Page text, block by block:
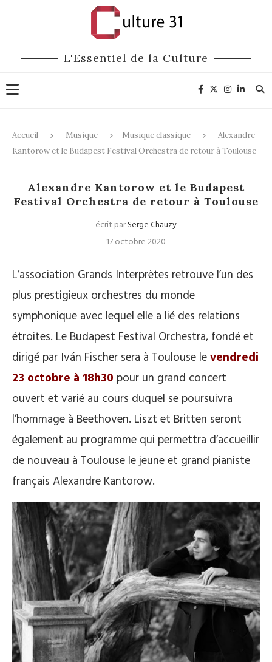
L'Essentiel de la Culture
Accueil Musique Musique classique
Alexandre
Kantorow et le Budapest Festival Orchestra de retour à Toulouse
Alexandre Kantorow et le Budapest
Festival Orchestra de retour à Toulouse
écrit parSerge Chauzy
17 octobre 2020
L’association Grands Interprètes retrouve l’un des
plus prestigieux orchestres du monde
symphonique avec lequel elle a lié des relations
étroites. Le Budapest Festival Orchestra, fondé et
dirigé par Iván Fischer sera à Toulouse levendredi
23 octobre à 18h30 pour un grand concert
ouvert et varié au cours duquel se poursuivra
l’hommage à Beethoven. Liszt et Britten seront
également au programme qui permettra d’accueillir
de nouveau à Toulouse le jeune et grand pianiste
français Alexandre Kantorow.